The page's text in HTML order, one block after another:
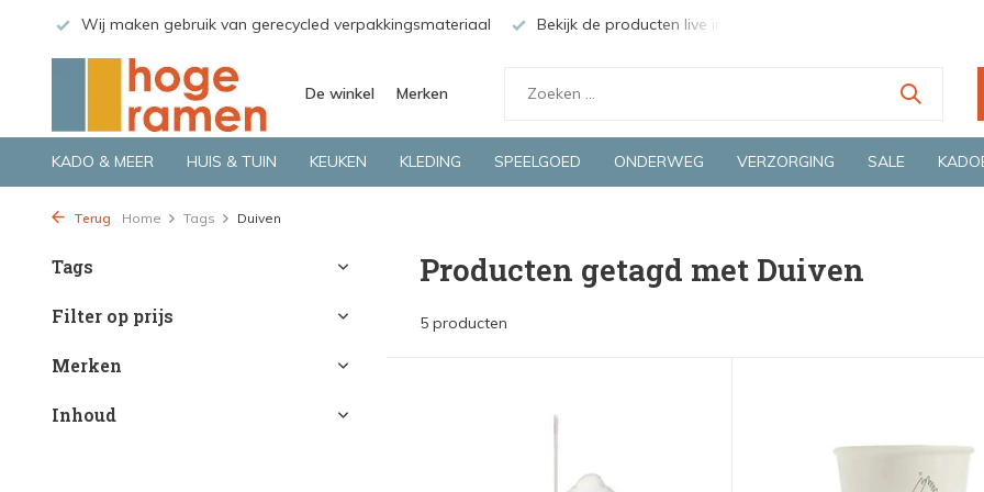
Wij maken gebruik van gerecycled verpakkingsmateriaal Bekijk de producten live in onze winkel in Deventer
De winkel Merken
KADO & MEER HUIS & TUIN KEUKEN KLEDING SPEELGOED ONDERWEG VERZORGING SALE
Terug Home Tags Duiven
Tags
Filter op prijs
Merken
Inhoud
Producten getagd met Duiven
5 producten